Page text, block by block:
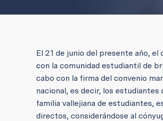
El 21 de junio del presente año,
con la comunidad estudiantil de
cabo con la firma del convenio
nacional, es decir, los
familia vallejiana de estudiantes,
directos, considerándose al